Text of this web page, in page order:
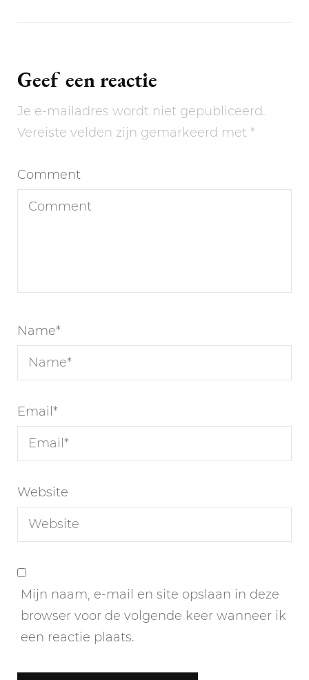
Geef een reactie
Je e-mailadres wordt niet gepubliceerd.
Vereiste velden zijn gemarkeerd met *
Comment
Name*
Email *
Website
Mijn naam, e-mail en site opslaan in deze
browser voor de volgende keer wanneer ik
een reactie plaats.